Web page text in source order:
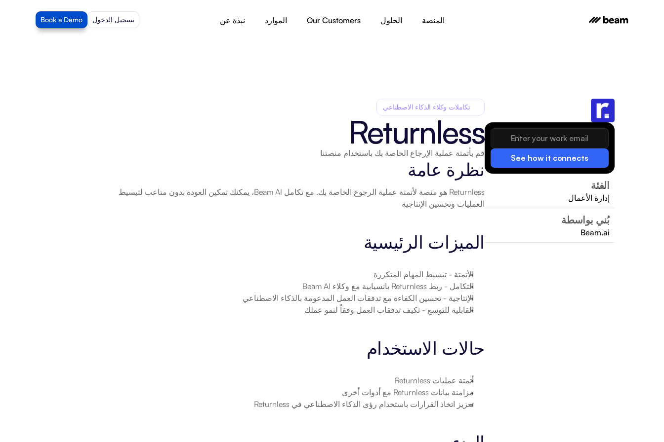
See how it connects
الفئة
إدارة الأعمال
بُني بواسطة
Beam.ai
تكاملات وكلاء الذكاء الاصطناعي
Returnless
قم بأتمتة عملية الإرجاع الخاصة بك باستخدام منصتنا
نظرة عامة
العمليات وتحسين الإنتاجية
الميزات الرئيسية
الأتمتة - تبسيط المهام المتكررة
التكامل - ربط Returnless بانسيابية مع وكلاء Beam AI
الإنتاجية - تحسين الكفاءة مع تدفقات العمل المدعومة بالذكاء الاصطناعي
القابلية للتوسع - تكيف تدفقات العمل وفقاً لنمو عملك
حالات الاستخدام
أتمتة عمليات Returnless
مزامنة بيانات Returnless مع أدوات أخرى
تعزيز اتخاذ القرارات باستخدام رؤى الذكاء الاصطناعي في Returnless
المنصة الحلول Our Customers الموارد نبذة عن تسجيل الدخول Book a Demo